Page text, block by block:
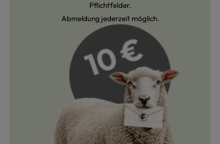
Pflichtfelder.
Abmeldung jederzeit möglich.